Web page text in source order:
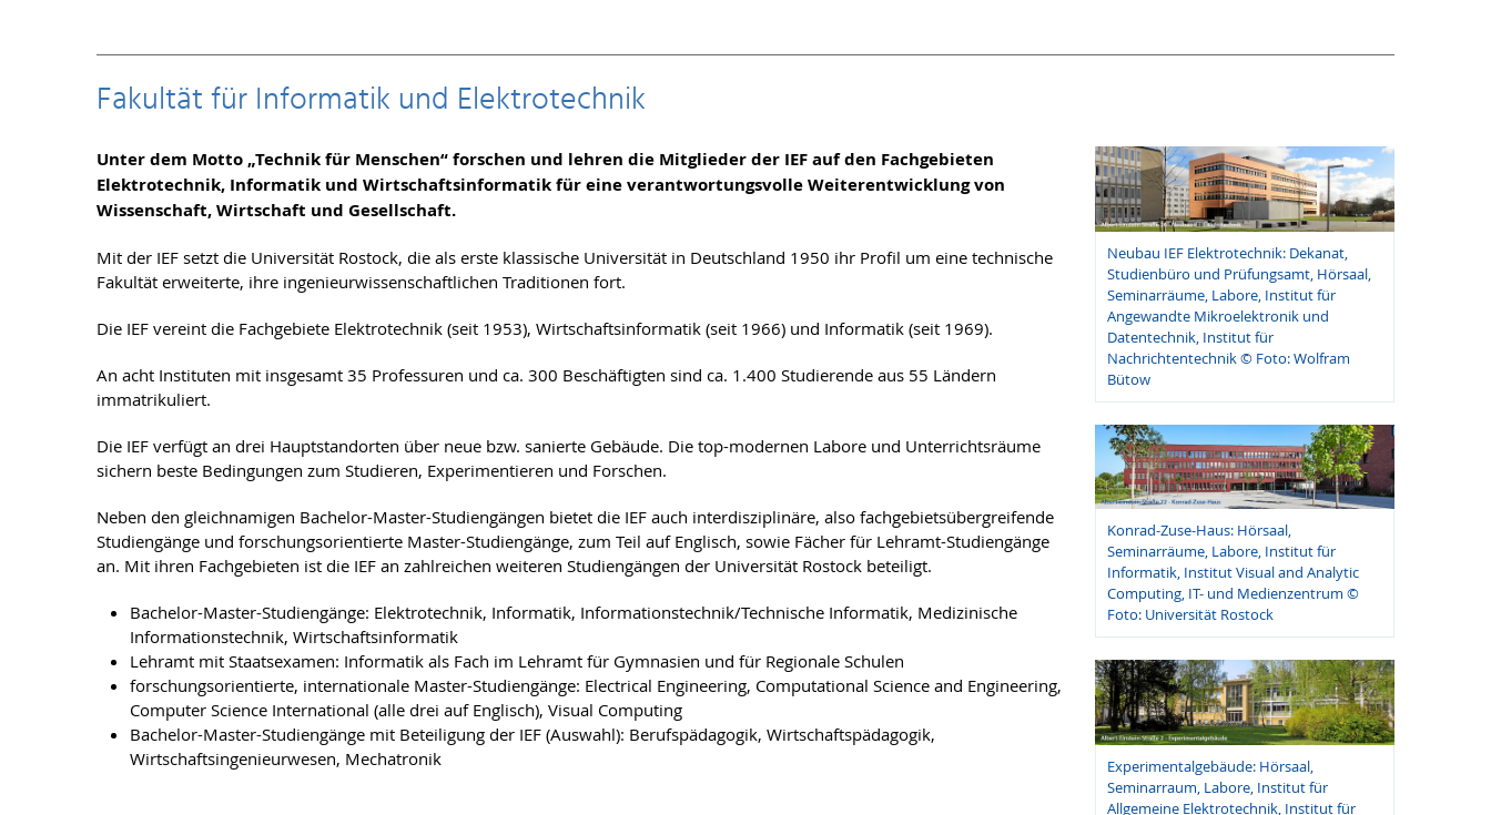
Fakultät für Informatik und Elektrotechnik
Unter dem Motto „Technik für Menschen“ forschen und lehren die Mitglieder der IEF auf den Fachgebieten
Elektrotechnik, Informatik und Wirtschaftsinformatik für eine verantwortungsvolle Weiterentwicklung von
Wissenschaft, Wirtschaft und Gesellschaft.
Mit der IEF setzt die Universität Rostock, die als erste klassische Universität in Deutschland 1950 ihr Profil um eine technische
Fakultät erweiterte, ihre ingenieurwissenschaftlichen Traditionen fort.
Die IEF vereint die Fachgebiete Elektrotechnik (seit 1953), Wirtschaftsinformatik (seit 1966) und Informatik (seit 1969).
An acht Instituten mit insgesamt 35 Professuren und ca. 300 Beschäftigten sind ca. 1.400 Studierende aus 55 Ländern
immatrikuliert.
Die IEF verfügt an drei Hauptstandorten über neue bzw. sanierte Gebäude. Die top-modernen Labore und Unterrichtsräume
sichern beste Bedingungen zum Studieren, Experimentieren und Forschen.
Neben den gleichnamigen Bachelor-Master-Studiengängen bietet die IEF auch interdisziplinäre, also fachgebietsübergreifende
Studiengänge und forschungsorientierte Master-Studiengänge, zum Teil auf Englisch, sowie Fächer für Lehramt-Studiengänge
an. Mit ihren Fachgebieten ist die IEF an zahlreichen weiteren Studiengängen der Universität Rostock beteiligt.
Bachelor-Master-Studiengänge: Elektrotechnik, Informatik, Informationstechnik/Technische Informatik, Medizinische
Informationstechnik, Wirtschaftsinformatik
Lehramt mit Staatsexamen: Informatik als Fach im Lehramt für Gymnasien und für Regionale Schulen
forschungsorientierte, internationale Master-Studiengänge: Electrical Engineering, Computational Science and Engineering,
Computer Science International (alle drei auf Englisch), Visual Computing
Bachelor-Master-Studiengänge mit Beteiligung der IEF (Auswahl): Berufspädagogik, Wirtschaftspädagogik,
Wirtschaftsingenieurwesen, Mechatronik
Neubau IEF Elektrotechnik: Dekanat,
Studienbüro und Prüfungsamt, Hörsaal,
Seminarräume, Labore, Institut für
Angewandte Mikroelektronik und
Datentechnik, Institut für
Nachrichtentechnik © Foto: Wolfram
Bütow
Konrad-Zuse-Haus: Hörsaal,
Seminarräume, Labore, Institut für
Informatik, Institut Visual and Analytic
Computing, IT- und Medienzentrum ©
Foto: Universität Rostock
Experimentalgebäude: Hörsaal,
Seminarraum, Labore, Institut für
Allgemeine Elektrotechnik, Institut für